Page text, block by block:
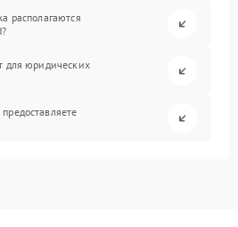
располагаются
для юридических